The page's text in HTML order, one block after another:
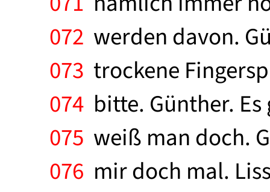
072 werden davon.
073 trockene
074 bitte. Günther.
075 weiß man doch.
076 mir doch mal.